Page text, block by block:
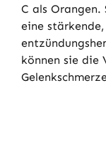
C als Orangen.
eine
können sie die